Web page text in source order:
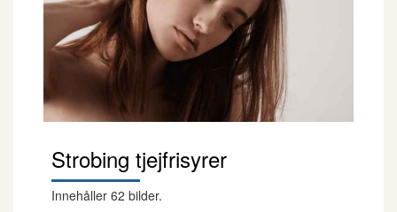
Strobing tjejfrisyrer
Innehåller 62 bilder.